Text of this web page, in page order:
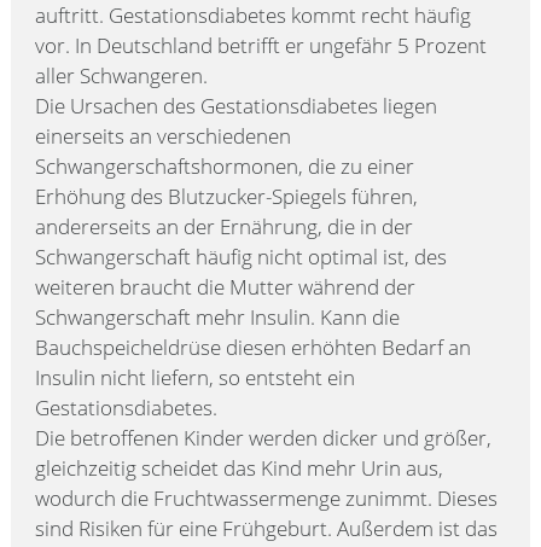
auftritt. Gestationsdiabetes kommt recht häufig
vor. In Deutschland betrifft er ungefähr 5 Prozent
aller Schwangeren.
Die Ursachen des Gestationsdiabetes liegen
einerseits an verschiedenen
Schwangerschaftshormonen, die zu einer
Erhöhung des Blutzucker-Spiegels führen,
andererseits an der Ernährung, die in der
Schwangerschaft häufig nicht optimal ist, des
weiteren braucht die Mutter während der
Schwangerschaft mehr Insulin. Kann die
Bauchspeicheldrüse diesen erhöhten Bedarf an
Insulin nicht liefern, so entsteht ein
Gestationsdiabetes.
Die betroffenen Kinder werden dicker und größer,
gleichzeitig scheidet das Kind mehr Urin aus,
wodurch die Fruchtwassermenge zunimmt. Dieses
sind Risiken für eine Frühgeburt. Außerdem ist das